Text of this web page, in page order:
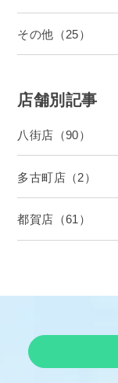
その他（25）
店舗別記事
八街店（90）
多古町店（2）
都賀店（61）